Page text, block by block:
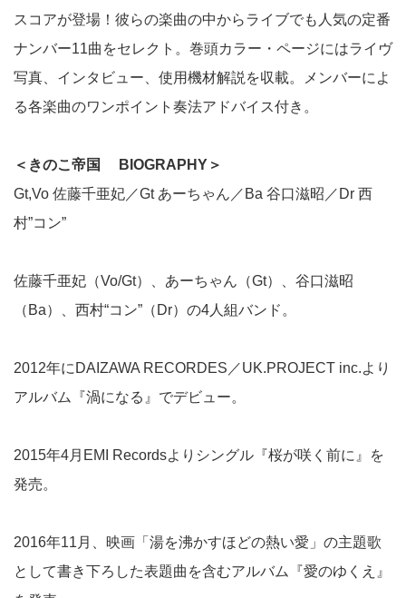
スコアが登場！彼らの楽曲の中からライブでも人気の定番
ナンバー11曲をセレクト。巻頭カラー・ページにはライヴ
写真、インタビュー、使用機材解説を収載。メンバーによ
る各楽曲のワンポイント奏法アドバイス付き。
＜きのこ帝国 BIOGRAPHY＞
Gt,Vo 佐藤千亜妃／Gt あーちゃん／Ba 谷口滋昭／Dr 西
村”コン”
佐藤千亜妃（Vo/Gt）、あーちゃん（Gt）、谷口滋昭
（Ba）、西村“コン”（Dr）の4人組バンド。
2012年にDAIZAWA RECORDES／UK.PROJECT inc.より
アルバム『渦になる』でデビュー。
2015年4月EMI Recordsよりシングル『桜が咲く前に』を
発売。
2016年11月、映画「湯を沸かすほどの熱い愛」の主題歌
として書き下ろした表題曲を含むアルバム『愛のゆくえ』